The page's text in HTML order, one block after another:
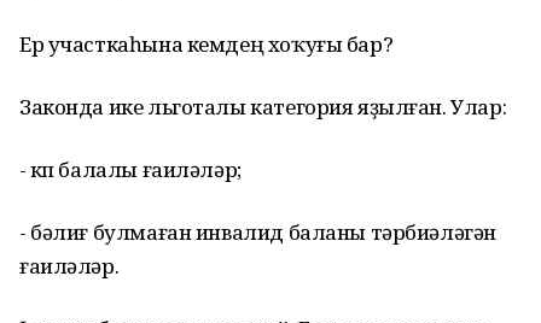
Ер участкаһына кемдең хоҡуғы бар?
Законда ике льготалы категория яҙылған. Улар:
- күп балалы ғаиләләр;
- бәлиғ булмаған инвалид баланы тәрбиәләгән
ғаиләләр.